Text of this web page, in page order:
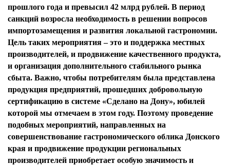
прошлого года и превысил 42 млрд рублей. В период
санкций возросла необходимость в решении вопросов
импортозамещения и развития локальной гастрономии.
Цель таких мероприятия – это и поддержка местных
производителей, и продвижение качественного продукта,
и организация дополнительного стабильного рынка
сбыта. Важно, чтобы потребителям была представлена
продукция предприятий, прошедших добровольную
сертификацию в системе «Сделано на Дону», юбилей
которой мы отмечаем в этом году. Поэтому проведение
подобных мероприятий, направленных на
совершенствование гастрономического облика Донского
края и продвижение продукции региональных
производителей приобретает особую значимость и